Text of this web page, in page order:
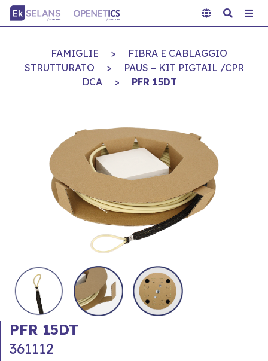
FAMIGLIE >
FIBRA E CABLAGGIO
STRUTTURATO
>
PAUS – KIT PIGTAIL /CPR
DCA
> PFR 15DT
PFR 15DT
361112